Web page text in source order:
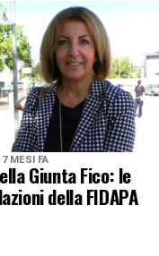
7 MESI FA
Giunta Fico: le
della FIDAPA